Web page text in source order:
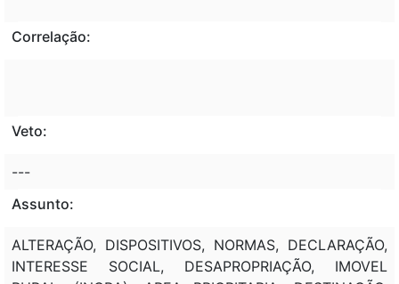
Correlação:
Veto:
---
Assunto:
ALTERAÇÃO, DISPOSITIVOS, NORMAS, DECLARAÇÃO,
INTERESSE SOCIAL, DESAPROPRIAÇÃO, IMOVEL